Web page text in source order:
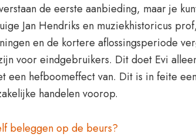
de eerste aanbieding, maar je
Jan Hendriks en muziekhistoricus
en de kortere aflossingsperiode
voor eindgebruikers. Dit doet Evi
een hefboomeffect van. Dit is in feite
handelen voorop.
beleggen op de beurs?